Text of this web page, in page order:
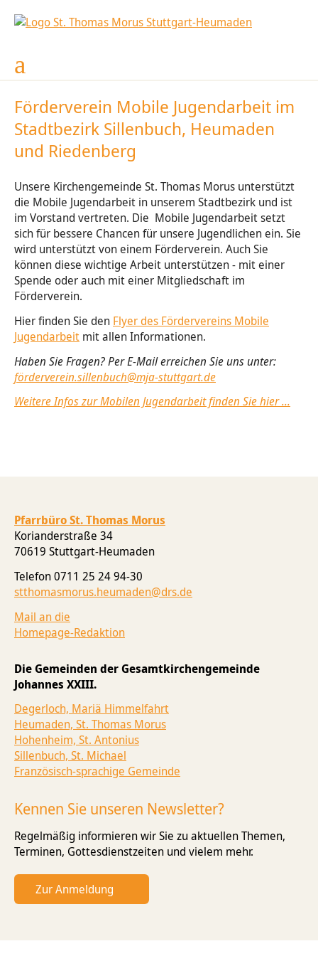
Förderverein Mobile Jugendarbeit im
Stadtbezirk Sillenbuch, Heumaden
und Riedenberg
Unsere Kirchengemeinde St. Thomas Morus unterstützt
die Mobile Jugendarbeit in unserem Stadtbezirk und ist
im Vorstand vertreten. Die Mobile Jugendarbeit setzt
sich für bessere Chancen für unsere Jugendlichen ein. Sie
wird unterstützt von einem Förderverein. Auch Sie
können diese wichtige Arbeit unterstützen - mit einer
Spende oder auch mit einer Mitgliedschaft im
Förderverein.
Hier finden Sie den Flyer des Fördervereins Mobile
Jugendarbeit mit allen Informationen.
Haben Sie Fragen? Per E-Mail erreichen Sie uns unter:
förderverein.sillenbuch@mja-stuttgart.de
Weitere Infos zur Mobilen Jugendarbeit finden Sie hier ...
Pfarrbüro St. Thomas Morus
Korianderstraße 34
70619 Stuttgart-Heumaden
Telefon 0711 25 24 94-30
stthomasmorus.heumaden@drs.de
Mail an die
Homepage-Redaktion
Die Gemeinden der Gesamtkirchengemeinde
Johannes XXIII.
Degerloch, Mariä Himmelfahrt
Heumaden, St. Thomas Morus
Hohenheim, St. Antonius
Sillenbuch, St. Michael
Französisch-sprachige Gemeinde
Kennen Sie unseren Newsletter?
Regelmäßig informieren wir Sie zu aktuellen Themen,
Terminen, Gottesdienst­zeiten und vielem mehr.
Zur Anmeldung
Gottesdienste
Zuhause-Gottesdienste
Ministranten
Unsere Kirche
Kontakte
Ansprechpartner auf einen Blick
Seelsorge
Kircheneintritt
Erstkommunion
Firmung
Trauung & Hochzeit
Versöhnung
Krankenseelsorge
Tod & Trauer
Gemeindeleben
Freundeskreis Kongo
Kinder und Familien
Sternsinger
Gymnastikgruppe (Frauen)
Seniorencafé
Maria 2.0
Ökumene
Sternsinger
Kinderstagesstätte
Musik
Kantoren
News
Newsletter
GKG Johannes XXIII.
Hohenheim, St. Antonius
Sillenbuch, St. Michael
Französisch-sprachige Gemeinde
Gesamtkirchengemeinde Johannes XXIII: